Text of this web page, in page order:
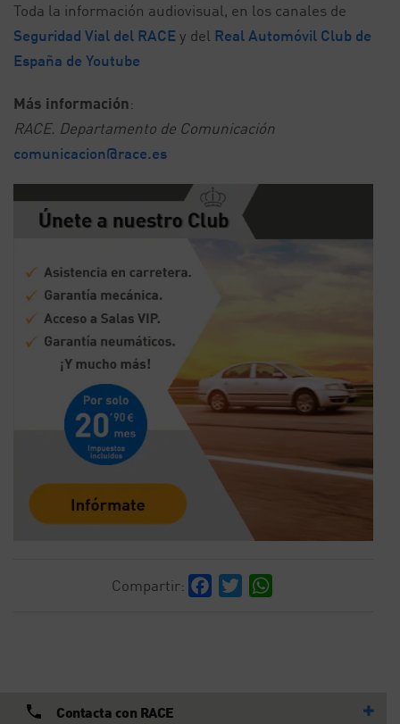
Toda la información audiovisual, en los canales de
Seguridad Vial del RACE y del Real Automóvil Club de
España de Youtube
Más información:
RACE. Departamento de Comunicación
comunicacion@race.es
Compartir: Facebook
Twitter
Contacta con RACE